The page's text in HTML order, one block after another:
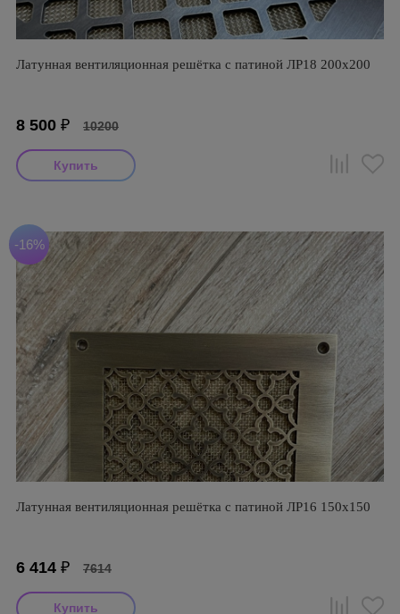
Латунная вентиляционная решётка с патиной ЛР18 200х200
8 500 ₽ 10200
-16%
Латунная вентиляционная решётка с патиной ЛР16 150х150
6 414 ₽ 7614